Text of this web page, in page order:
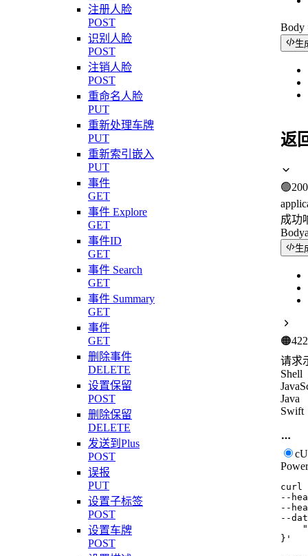
注册人脸
POST
识别人脸
POST
注销人脸
POST
重命名人脸
PUT
重新处理车牌
PUT
重新索引嵌入
PUT
事件
GET
事件 Explore
GET
事件ID
GET
事件 Search
GET
事件 Summary
GET
事件
GET
删除事件
DELETE
设置保留
POST
删除保留
DELETE
发送到Plus
POST
误报
PUT
设置子标签
POST
设置车牌
POST
Body
生
返
🟢200
成功
Body
生
🟠422
请求
Shell
Java
Swift
curl
--
--
--
}'